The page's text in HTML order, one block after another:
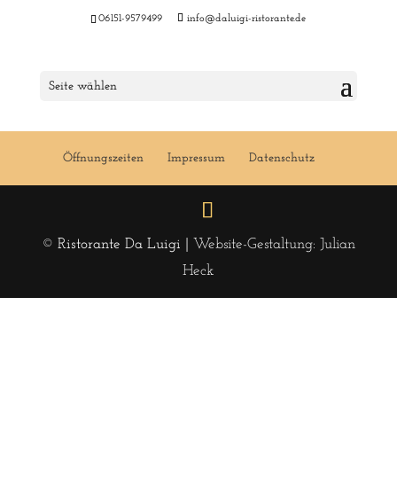
06151-9579499 info@daluigi-ristorante.de
Seite wählen
Öffnungszeiten Impressum Datenschutz
© Ristorante Da Luigi |
Website-Gestaltung: Julian
Heck